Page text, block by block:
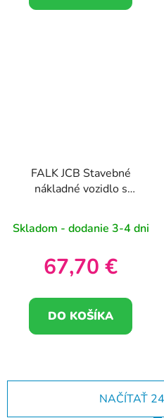
FALK JCB Stavebné
nákladné vozidlo s
príslušenstvom 1-3
roky staré
Skladom - dodanie 3-4 dni
67,70 €
DO KOŠÍKA
NAČÍTAŤ